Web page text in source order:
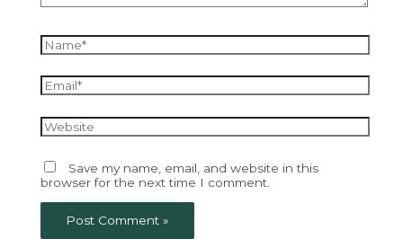
Name*
Email*
Website
Save my name, email, and website in this
browser for the next time I comment.